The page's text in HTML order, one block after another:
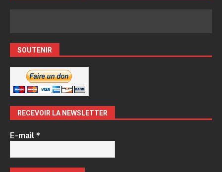
SOUTENIR
RECEVOIR LA NEWSLETTER
E-mail*